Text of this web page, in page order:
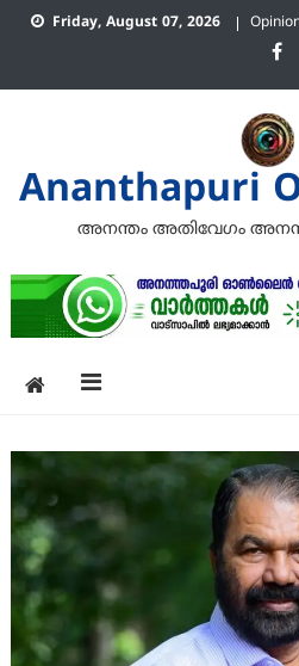
Skip
Friday, August 07, 2026
Ananthapuri
അനന്തം അതിവേഗം